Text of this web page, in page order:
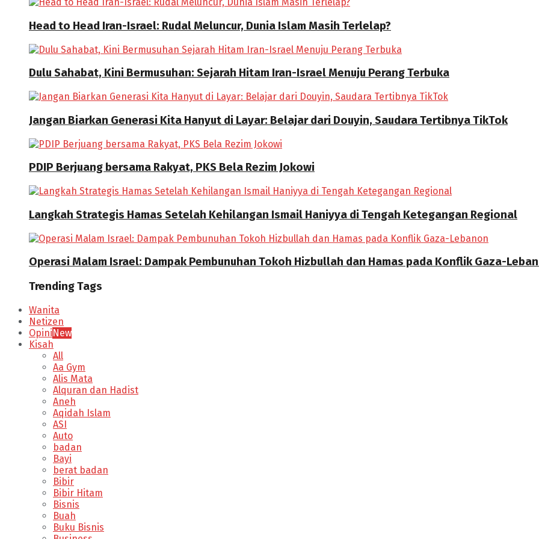
Head to Head Iran-Israel: Rudal Meluncur, Dunia Islam Masih Terlelap?
Dulu Sahabat, Kini Bermusuhan: Sejarah Hitam Iran-Israel Menuju Perang Terbuka
Jangan Biarkan Generasi Kita Hanyut di Layar: Belajar dari Douyin, Saudara Tertibnya TikTok
PDIP Berjuang bersama Rakyat, PKS Bela Rezim Jokowi
Langkah Strategis Hamas Setelah Kehilangan Ismail Haniyya di Tengah Ketegangan Regional
Operasi Malam Israel: Dampak Pembunuhan Tokoh Hizbullah dan Hamas pada Konflik Gaza-
Trending Tags
Wanita
Netizen
OpiniNew
Kisah
All
Aa Gym
Alis Mata
Alquran dan Hadist
Aneh
Aqidah Islam
ASI
Auto
badan
Bayi
berat badan
Bibir
Bibir Hitam
Bisnis
Buah
Buku Bisnis